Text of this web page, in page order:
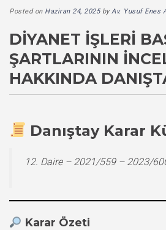
Posted on Haziran 24, 2025byAv. Yusuf Enes
DIYANET İŞLERI
ŞARTLARININ
HAKKINDA
Danıştay Karar
12. Daire – 2021/559 – 2023/
Karar Özeti